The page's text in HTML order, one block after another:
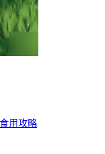
用攻略